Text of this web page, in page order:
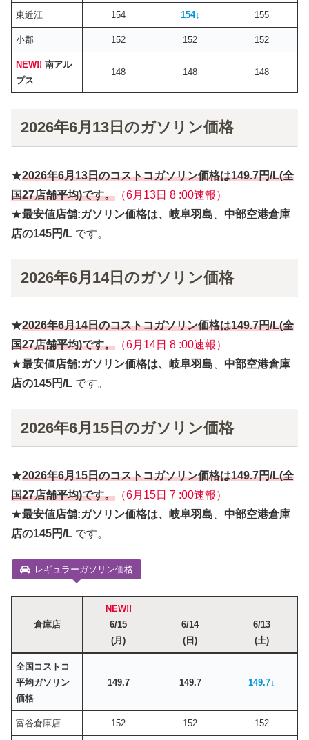
東近江 154 154↓ 155
小郡 152 152 152
NEW!! 南アル
プス
148 148 148
2026年6月13日のガソリン価格
★2026年6月13日のコストコガソリン価格は149.7円/L(全
国27店舗平均)です。 （6月13日 8 :00速報）
★最安値店舗:ガソリン価格は、岐阜羽島
中部空港倉庫
店の145円/L です。
2026年6月14日のガソリン価格
★2026年6月14日のコストコガソリン価格は149.7円/L(全
国27店舗平均)です。 （6月14日 8 :00速報）
★最安値店舗:ガソリン価格は、岐阜羽島
中部空港倉庫
店の145円/L です。
2026年6月15日のガソリン価格
★2026年6月15日のコストコガソリン価格は149.7円/L(全
国27店舗平均)です。 （6月15日 7 :00速報）
★最安値店舗:ガソリン価格は、岐阜羽島
中部空港倉庫
店の145円/L です。
レギュラーガソリン価格
倉庫店
NEW!!
6/15
(月)
6/14
(日)
6/13
(土)
全国コストコ
平均ガソリン
価格
149.7 149.7 149.7↓
富谷倉庫店 152 152 152